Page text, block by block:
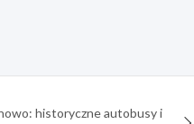
historyczne autobusy i